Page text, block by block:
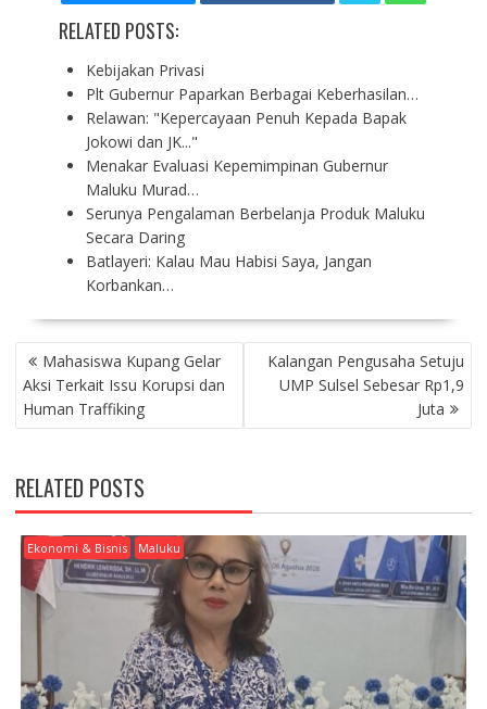
RELATED POSTS:
Kebijakan Privasi
Plt Gubernur Paparkan Berbagai Keberhasilan…
Relawan: "Kepercayaan Penuh Kepada Bapak
Jokowi dan JK..."
Menakar Evaluasi Kepemimpinan Gubernur
Maluku Murad…
Serunya Pengalaman Berbelanja Produk Maluku
Secara Daring
Batlayeri: Kalau Mau Habisi Saya, Jangan
Korbankan…
P
O
S
T
A
V
I
G
A
T
Mahasiswa Kupang Gelar
Aksi Terkait Issu Korupsi dan
Human Traffiking
Kalangan Pengusaha Setuju
UMP Sulsel Sebesar Rp1,9
Juta
RELATED POSTS
Ekonomi & Bisnis Maluku